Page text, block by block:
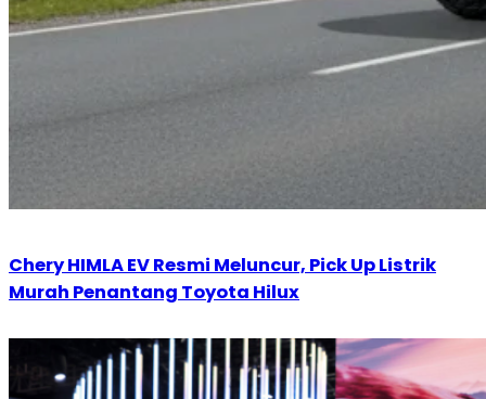
Chery HIMLA EV Resmi Meluncur, Pick Up Listrik
Murah Penantang Toyota Hilux